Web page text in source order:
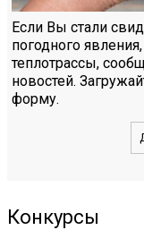
Если Вы стали
погодного
теплотрассы,
новостей.
форму.
Конкурсы